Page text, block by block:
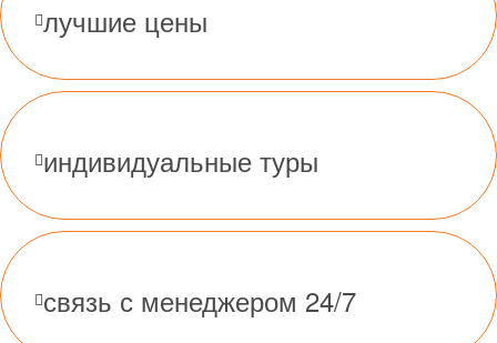
лучшие цены
индивидуальные туры
связь с менеджером 24/7